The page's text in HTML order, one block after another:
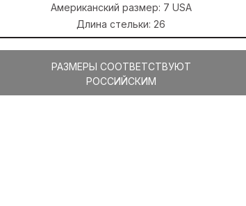
Американский размер: 7 USA
Длина стельки: 26
РАЗМЕРЫ СООТВЕТСТВУЮТ
РОССИЙСКИМ